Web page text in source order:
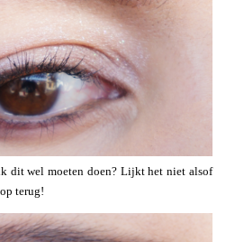
dit wel moeten doen? Lijkt het niet alsof
terug!